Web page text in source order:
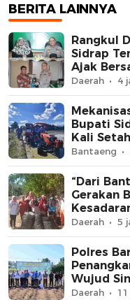
BERITA LAINNYA
Rangkul
Sidrap
Ajak
Daerah 4
Bupati
Kali
Hektare
dengan
Bantaeng
“Dari
Gerakan
Daerah 5
Polres
Wujud
Nasional
Daerah